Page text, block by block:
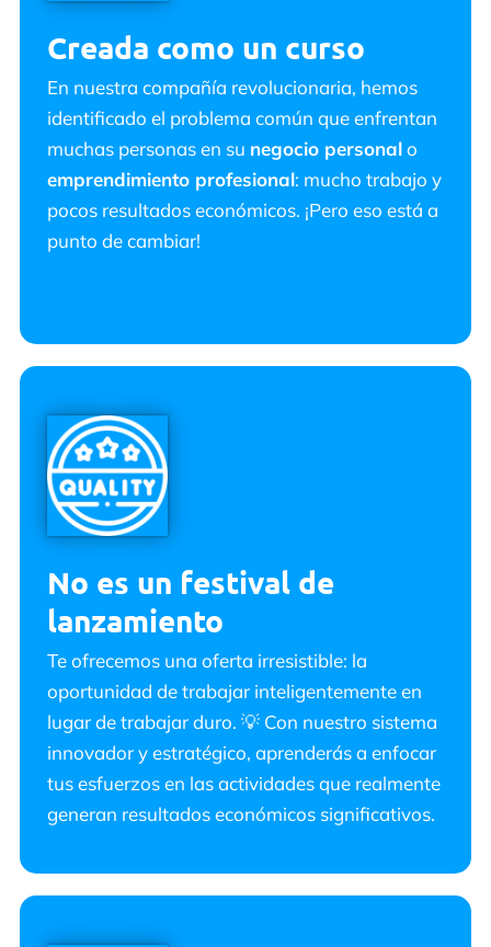
Creada como un curso
En nuestra compañía revolucionaria, hemos
identificado el problema común que enfrentan
muchas personas en su negocio personalo
emprendimiento profesional: mucho trabajo y
pocos resultados económicos. ¡Pero eso está a
punto de cambiar!
No es un festival de
lanzamiento
Te ofrecemos una oferta irresistible: la
oportunidad de trabajar inteligentemente en
lugar de trabajar duro. 💡 Con nuestro sistema
innovador y estratégico, aprenderás a enfocar
tus esfuerzos en las actividades que realmente
generan resultados económicos significativos.